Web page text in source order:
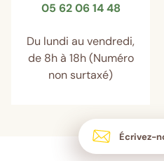
05 62 06 14 48
Du lundi au vendredi,
de 8h à 18h (Numéro
non surtaxé)
Écrivez-